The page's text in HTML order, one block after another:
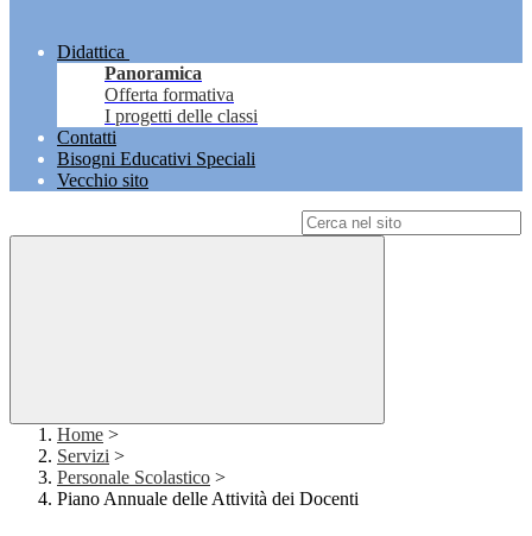
Didattica
Panoramica
Offerta formativa
I progetti delle classi
Contatti
Bisogni Educativi Speciali
Vecchio sito
Home >
Servizi >
Personale Scolastico >
Piano Annuale delle Attività dei Docenti